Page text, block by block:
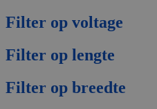
Filter op voltage
Filter op lengte
Filter op breedte